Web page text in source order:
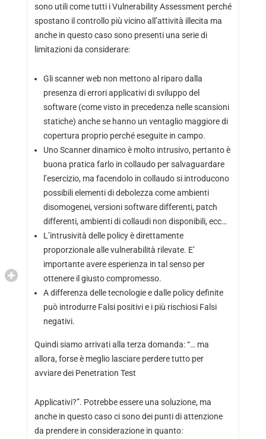
sono utili come tutti i Vulnerability Assessment perché
spostano il controllo più vicino all’attività illecita ma
anche in questo caso sono presenti una serie di
limitazioni da considerare:
Gli scanner web non mettono al riparo dalla
presenza di errori applicativi di sviluppo del
software (come visto in precedenza nelle scansioni
statiche) anche se hanno un ventaglio maggiore di
copertura proprio perché eseguite in campo.
Uno Scanner dinamico è molto intrusivo, pertanto è
buona pratica farlo in collaudo per salvaguardare
l’esercizio, ma facendolo in collaudo si introducono
possibili elementi di debolezza come ambienti
disomogenei, versioni software differenti, patch
differenti, ambienti di collaudi non disponibili, ecc…
L’intrusività delle policy è direttamente
proporzionale alle vulnerabilità rilevate. E’
importante avere esperienza in tal senso per
ottenere il giusto compromesso.
A differenza delle tecnologie e dalle policy definite
può introdurre Falsi positivi e i più rischiosi Falsi
negativi.
Quindi siamo arrivati alla terza domanda: “… ma
allora, forse è meglio lasciare perdere tutto per
avviare dei Penetration Test
Applicativi?”. Potrebbe essere una soluzione, ma
anche in questo caso ci sono dei punti di attenzione
da prendere in considerazione in quanto: